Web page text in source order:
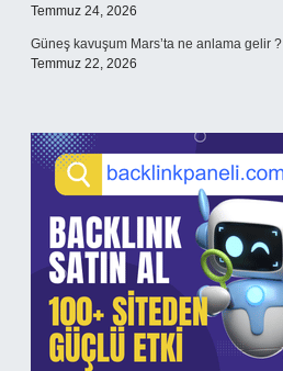
Temmuz 24, 2026
Güneş kavuşum Mars’ta ne anlama gelir ?
Temmuz 22, 2026